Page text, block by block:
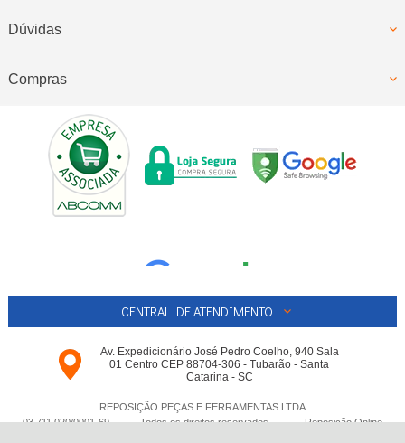
Dúvidas
Compras
CENTRAL DE ATENDIMENTO
Av. Expedicionário José Pedro Coelho, 940 Sala
01 Centro CEP 88704-306 - Tubarão - Santa
Catarina - SC
REPOSIÇÃO PEÇAS E FERRAMENTAS LTDA
03.711.020/0001-­69 - Todos os direitos reservados-Reposição Online